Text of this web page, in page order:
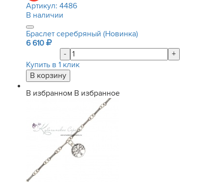
Артикул: 4486
В наличии
Браслет серебряный (Новинка)
6 610
-
+
Купить в 1 клик
В избранном В избранное